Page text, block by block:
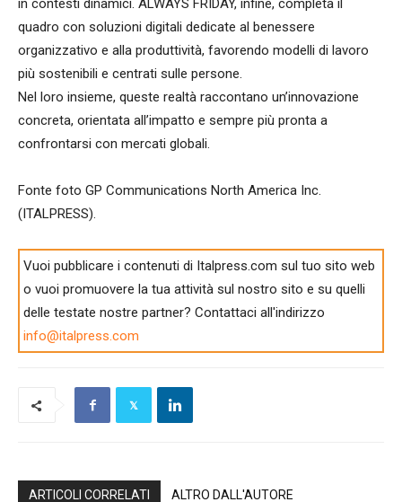
in contesti dinamici. ALWAYS FRIDAY, infine, completa il
quadro con soluzioni digitali dedicate al benessere
organizzativo e alla produttività, favorendo modelli di lavoro
più sostenibili e centrati sulle persone.
Nel loro insieme, queste realtà raccontano un’innovazione
concreta, orientata all’impatto e sempre più pronta a
confrontarsi con mercati globali.
Fonte foto GP Communications North America Inc.
(ITALPRESS).
Vuoi pubblicare i contenuti di Italpress.com sul tuo sito web
o vuoi promuovere la tua attività sul nostro sito e su quelli
delle testate nostre partner? Contattaci all'indirizzo
info@italpress.com
ARTICOLI CORRELATI ALTRO DALL'AUTORE